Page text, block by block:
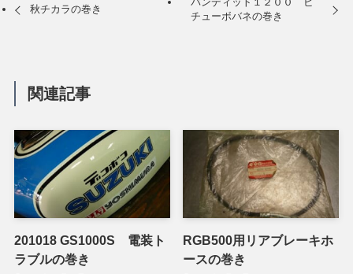
秋チカラの巻き
チューボバネの巻き
関連記事
201018 GS1000S 電装ト
ラブルの巻き
RGB500用リアブレーキホ
ースの巻き